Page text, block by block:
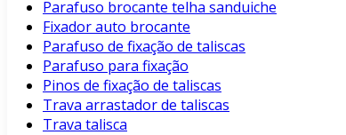
Parafuso brocante telha sanduiche
Fixador auto brocante
Parafuso de fixação de taliscas
Parafuso para fixação
Pinos de fixação de taliscas
Trava arrastador de taliscas
Trava talisca